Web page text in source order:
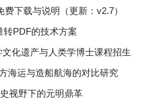
下载与说明（更新：v2.7）
PDF的技术方案
文化遗产与人类学博士课程招生
海运与造船航海的对比研究
视野下的元明鼎革